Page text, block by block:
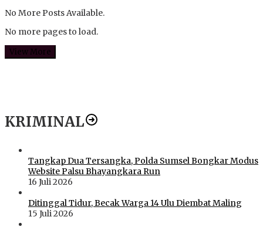
No More Posts Available.
No more pages to load.
View More
KRIMINAL
Tangkap Dua Tersangka, Polda Sumsel Bongkar Modus
Website Palsu Bhayangkara Run
16 Juli 2026
Ditinggal Tidur, Becak Warga 14 Ulu Diembat Maling
15 Juli 2026